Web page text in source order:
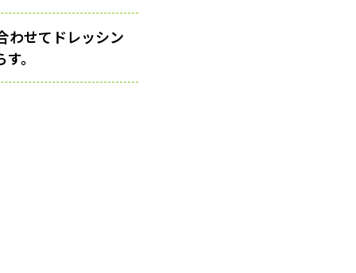
わせてドレッシン
。